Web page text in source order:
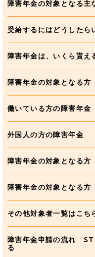
障害年金の対象となる主
受給するにはどうしたら
障害年金は、いくら貰え
障害年金の対象となる
働いている方の障害年金
外国人の方の障害年金
障害年金の対象となる
障害年金の対象となる
その他対象者一覧はこち
障害年金申請の流れ
る